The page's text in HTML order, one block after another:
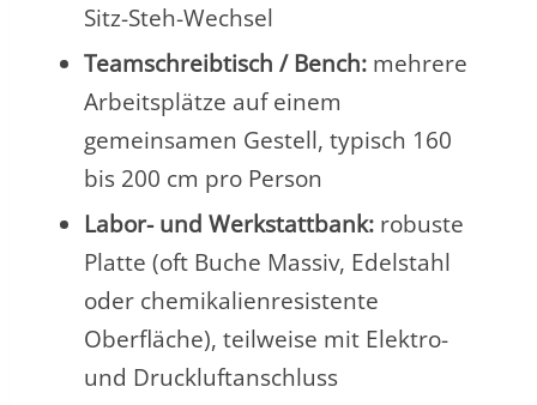
Sitz-Steh-Wechsel
Teamschreibtisch / Bench: mehrere
Arbeitsplätze auf einem
gemeinsamen Gestell, typisch 160
bis 200 cm pro Person
Labor- und Werkstattbank: robuste
Platte (oft Buche Massiv, Edelstahl
oder chemikalienresistente
Oberfläche), teilweise mit Elektro-
und Druckluftanschluss